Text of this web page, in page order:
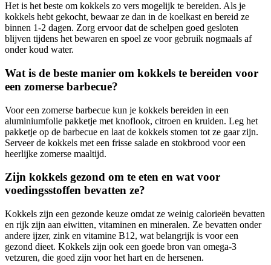
Het is het beste om kokkels zo vers mogelijk te bereiden. Als je
kokkels hebt gekocht, bewaar ze dan in de koelkast en bereid ze
binnen 1-2 dagen. Zorg ervoor dat de schelpen goed gesloten
blijven tijdens het bewaren en spoel ze voor gebruik nogmaals af
onder koud water.
Wat is de beste manier om kokkels te bereiden voor
een zomerse barbecue?
Voor een zomerse barbecue kun je kokkels bereiden in een
aluminiumfolie pakketje met knoflook, citroen en kruiden. Leg het
pakketje op de barbecue en laat de kokkels stomen tot ze gaar zijn.
Serveer de kokkels met een frisse salade en stokbrood voor een
heerlijke zomerse maaltijd.
Zijn kokkels gezond om te eten en wat voor
voedingsstoffen bevatten ze?
Kokkels zijn een gezonde keuze omdat ze weinig calorieën bevatten
en rijk zijn aan eiwitten, vitaminen en mineralen. Ze bevatten onder
andere ijzer, zink en vitamine B12, wat belangrijk is voor een
gezond dieet. Kokkels zijn ook een goede bron van omega-3
vetzuren, die goed zijn voor het hart en de hersenen.